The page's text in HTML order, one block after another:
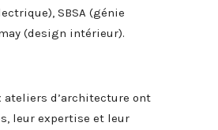
SBSA (génie
(design intérieur).
ateliers d’architecture ont
leur expertise et leur